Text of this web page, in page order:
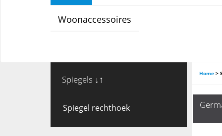
Woonaccessoires
Spiegels ↓↑
Spiegel rechthoek
Home >